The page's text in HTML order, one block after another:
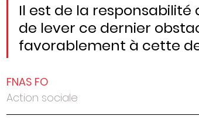
Il est de la
de lever ce dernier
favorablement à cette
FNAS FO
Action sociale